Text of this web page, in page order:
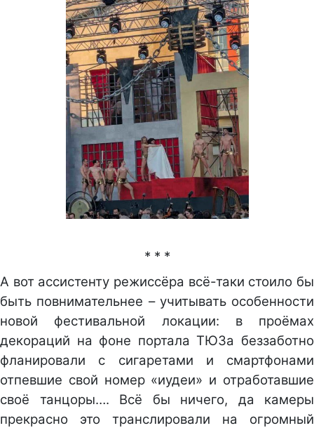
* * *
А вот ассистенту режиссёра всё-таки стоило бы
быть повнимательнее – учитывать особенности
новой фестивальной локации: в проёмах
декораций на фоне портала ТЮЗа беззаботно
фланировали с сигаретами и смартфонами
отпевшие свой номер «иудеи» и отработавшие
своё танцоры…. Всё бы ничего, да камеры
прекрасно это транслировали на огромный